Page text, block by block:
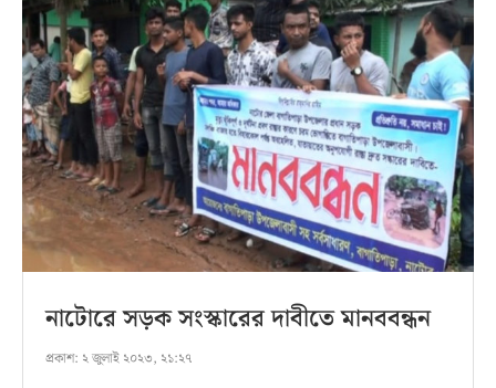
নাটোরে সড়ক সংস্কারের দাবীতে মানববন্ধন
প্রকাশ: ২ জুলাই ২০২৩, ২১:২৭